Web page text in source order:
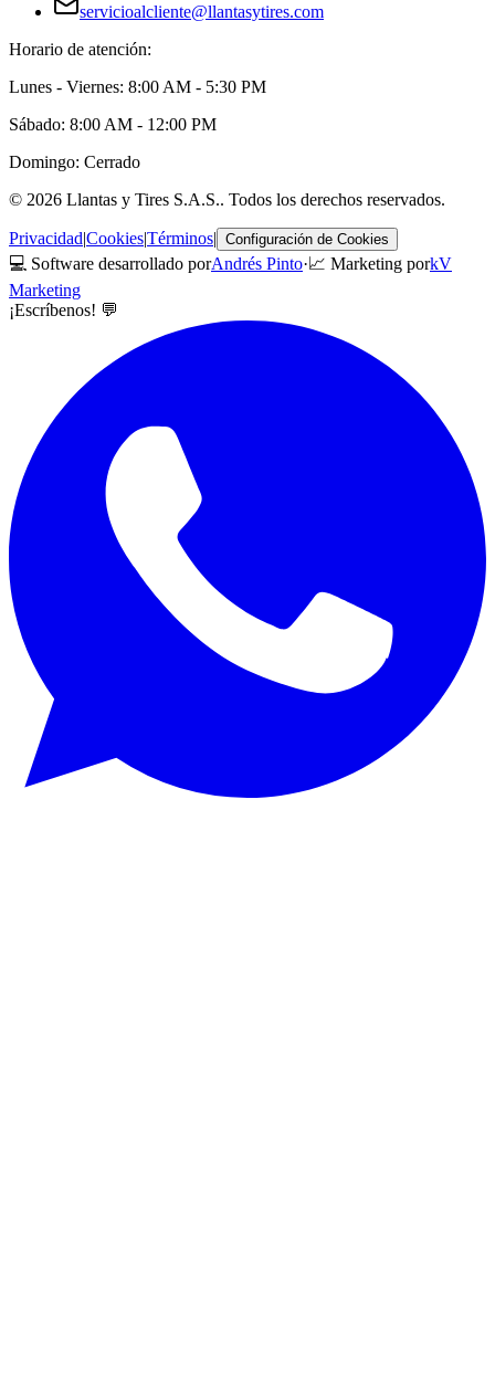
servicioalcliente@llantasytires.com
Horario de atención:
Lunes - Viernes: 8:00 AM - 5:30 PM
Sábado: 8:00 AM - 12:00 PM
Domingo: Cerrado
© 2026 Llantas y Tires S.A.S.. Todos los derechos reservados.
Privacidad|Cookies|Términos| Configuración de Cookies
💻 Software desarrollado porAndrés Pinto·📈 Marketing porkV
Marketing
¡Escríbenos! 💬